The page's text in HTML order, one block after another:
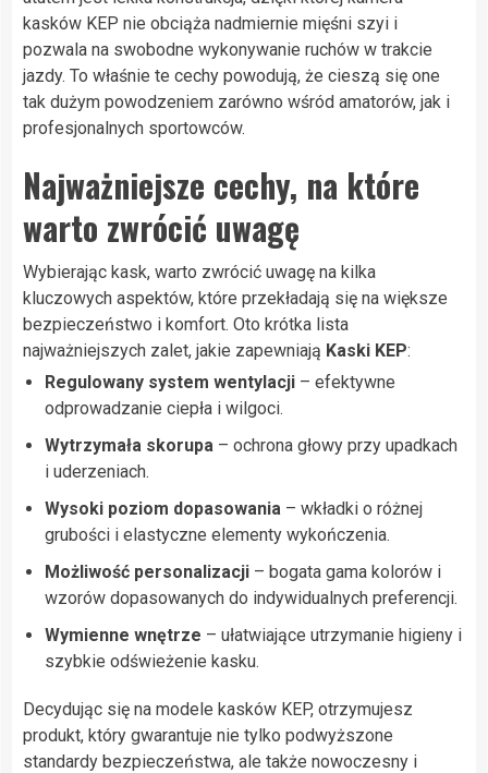
kasków KEP nie obciąża nadmiernie mięśni szyi i
pozwala na swobodne wykonywanie ruchów w trakcie
jazdy. To właśnie te cechy powodują, że cieszą się one
tak dużym powodzeniem zarówno wśród amatorów, jak i
profesjonalnych sportowców.
Najważniejsze cechy, na które
warto zwrócić uwagę
Wybierając kask, warto zwrócić uwagę na kilka
kluczowych aspektów, które przekładają się na większe
bezpieczeństwo i komfort. Oto krótka lista
najważniejszych zalet, jakie zapewniają Kaski KEP:
Regulowany system wentylacji – efektywne
odprowadzanie ciepła i wilgoci.
Wytrzymała skorupa – ochrona głowy przy upadkach
i uderzeniach.
Wysoki poziom dopasowania – wkładki o różnej
grubości i elastyczne elementy wykończenia.
Możliwość personalizacji – bogata gama kolorów i
wzorów dopasowanych do indywidualnych preferencji.
Wymienne wnętrze – ułatwiające utrzymanie higieny i
szybkie odświeżenie kasku.
Decydując się na modele kasków KEP, otrzymujesz
produkt, który gwarantuje nie tylko podwyższone
standardy bezpieczeństwa, ale także nowoczesny i